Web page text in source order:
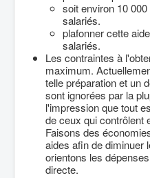
soit environ 10
salariés.
plafonner cette
salariés.
Les contraintes à
maximum.
telle préparation et un
sont ignorées par la
l'impression que tout
de ceux qui contrôlent
Faisons des
aides afin de diminuer
orientons les
directe.